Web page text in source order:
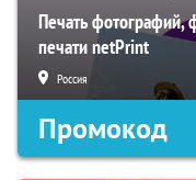
Печать фотографий,
печати netPrint
Россия
Промокод